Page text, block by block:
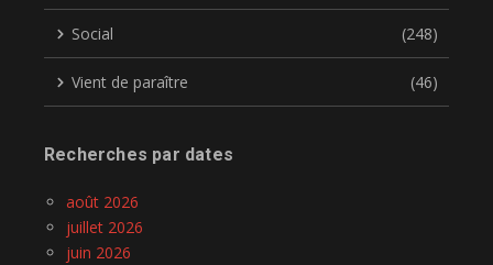
Social (248)
Vient de paraître (46)
Recherches par dates
août 2026
juillet 2026
juin 2026